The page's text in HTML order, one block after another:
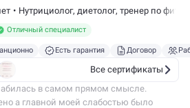
• Нутрициолог, диетолог, тренер по
Отличный специалист
Есть гарантия Договор
Все сертификаты
в самом прямом смысле.
а главной моей слабостью было